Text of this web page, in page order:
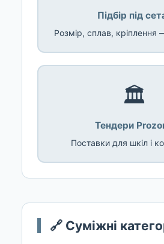
Підбір під
Розмір, сплав,
🏛️
Тендери
Поставки для шкіл і
🔗 Суміжні